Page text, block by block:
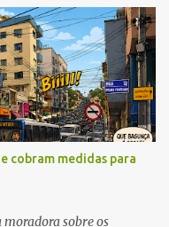
permanente O Alto
de Preservação
APP no Código Florestal
protegidas com a função
a paisagem, a
assegurar a qualidade de
torres de
contêineres de uso
e uma rampa
cobram medidas para
sobre os